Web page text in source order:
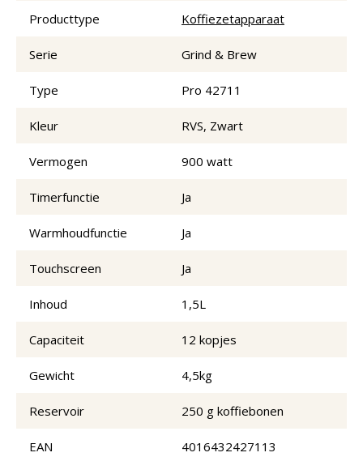
Producttype Koffiezetapparaat
Serie Grind & Brew
Type Pro 42711
Kleur RVS, Zwart
Vermogen 900 watt
Timerfunctie Ja
Warmhoudfunctie Ja
Touchscreen Ja
Inhoud 1,5L
Capaciteit 12 kopjes
Gewicht 4,5kg
Reservoir 250 g koffiebonen
EAN 4016432427113